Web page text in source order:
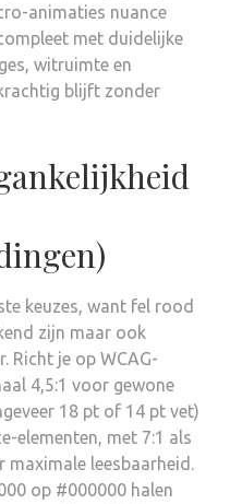
animaties nuance
met duidelijke
witruimte en
blijft zonder
keuzes, want fel rood
zijn maar ook
Richt je op WCAG-
4,5:1 voor gewone
18 pt of 14 pt vet)
elementen, met 7:1 als
leesbaarheid.
op #000000 halen